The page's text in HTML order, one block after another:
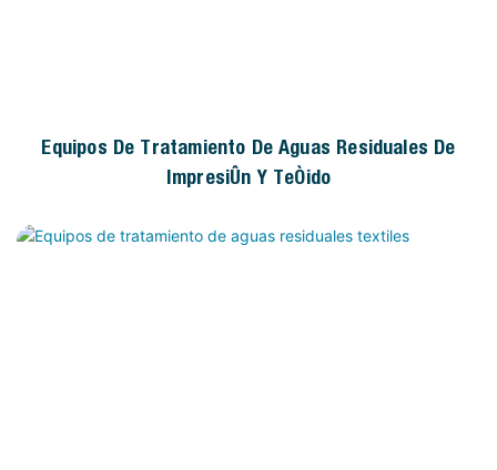
Equipos De Tratamiento De Aguas Residuales De
Impresión Y Teñido